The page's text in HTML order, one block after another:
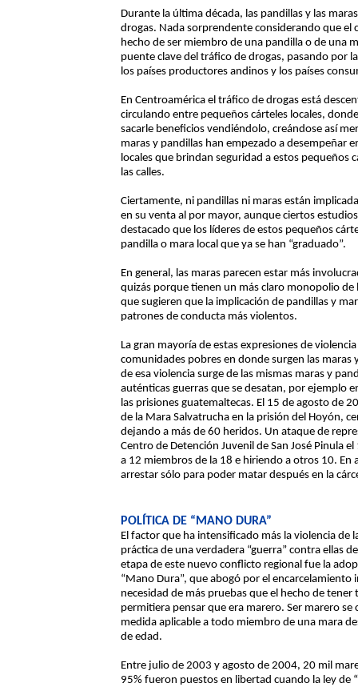
Durante la última década, las pandillas y las
drogas. Nada sorprendente considerando que
hecho de ser miembro de una pandilla o de una
puente clave del tráfico de drogas, pasando por
los países productores andinos y los países
En Centroamérica el tráfico de drogas está
circulando entre pequeños cárteles locales,
sacarle beneficios vendiéndolo, creándose así
maras y pandillas han empezado a desempeñar
locales que brindan seguridad a estos pequeños
las calles.
Ciertamente, ni pandillas ni maras están
en su venta al por mayor, aunque ciertos
destacado que los líderes de estos pequeños
pandilla o mara local que ya se han “graduado”.
En general, las maras parecen estar más
quizás porque tienen un más claro monopolio de
que sugieren que la implicación de pandillas y
patrones de conducta más violentos.
La gran mayoría de estas expresiones de
comunidades pobres en donde surgen las maras
de esa violencia surge de las mismas maras y
auténticas guerras que se desatan, por ejemplo
las prisiones guatemaltecas. El 15 de agosto de
de la Mara Salvatrucha en la prisión del Hoyón,
dejando a más de 60 heridos. Un ataque de
Centro de Detención Juvenil de San José Pinula
a 12 miembros de la 18 e hiriendo a otros 10.
arrestar sólo para poder matar después en la
POLÍTICA DE “MANO DURA”
El factor que ha intensificado más la violencia de
práctica de una verdadera “guerra” contra ellas
etapa de este nuevo conflicto regional fue la
“Mano Dura”, que abogó por el
necesidad de más pruebas que el hecho de
permitiera pensar que era marero. Ser marero se
medida aplicable a todo miembro de una mara
de edad.
Entre julio de 2003 y agosto de 2004, 20 mil
95% fueron puestos en libertad cuando la ley de